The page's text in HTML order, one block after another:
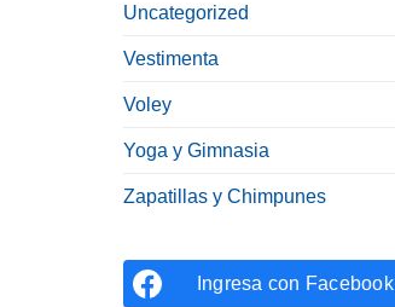
Uncategorized
Vestimenta
Voley
Yoga y Gimnasia
Zapatillas y Chimpunes
Ingresa con Facebook